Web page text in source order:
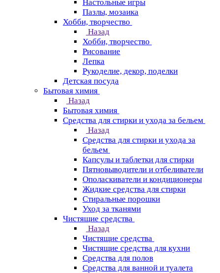
Настольные игры
Пазлы, мозаика
Хобби, творчество
Назад
Хобби, творчество
Рисование
Лепка
Рукоделие, декор, поделки
Детская посуда
Бытовая химия
Назад
Бытовая химия
Средства для стирки и ухода за бельем
Назад
Средства для стирки и ухода за
бельем
Капсулы и таблетки для стирки
Пятновыводители и отбеливатели
Ополаскиватели и кондиционеры
Жидкие средства для стирки
Стиральные порошки
Уход за тканями
Чистящие средства
Назад
Чистящие средства
Чистящие средства для кухни
Средства для полов
Средства для ванной и туалета